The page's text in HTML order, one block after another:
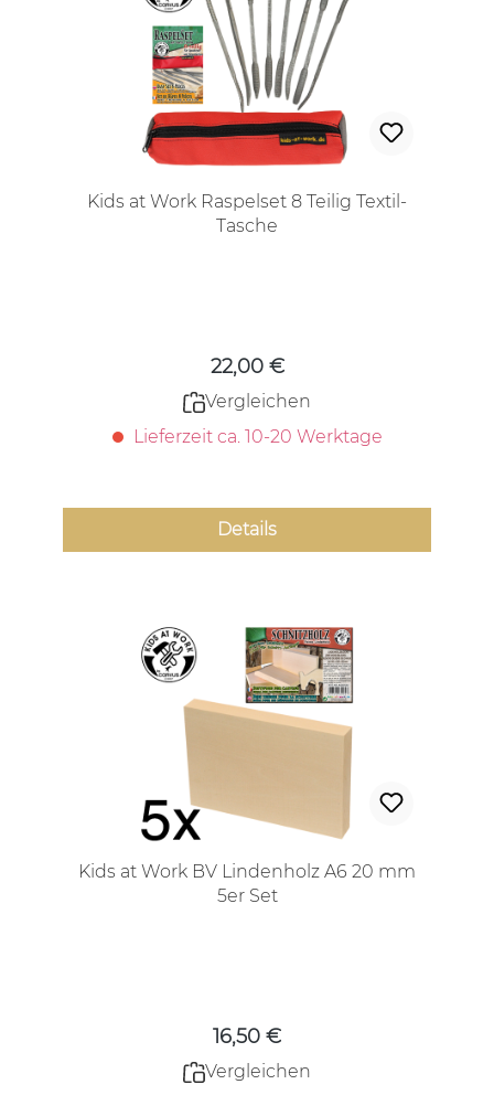
Kids at Work Raspelset 8 Teilig Textil-
Tasche
22,00 €
Vergleichen
Lieferzeit ca. 10-20 Werktage
Details
Kids at Work BV Lindenholz A6 20 mm
5er Set
16,50 €
Vergleichen